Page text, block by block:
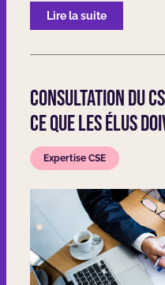
Lire la suite
Consultation du
ce que les élus
Expertise CSE